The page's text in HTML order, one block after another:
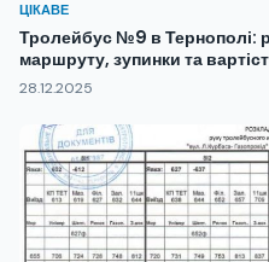
ЦІКАВЕ
Тролейбус №9 в Тернополі:
маршруту, зупинки та
28.12.2025